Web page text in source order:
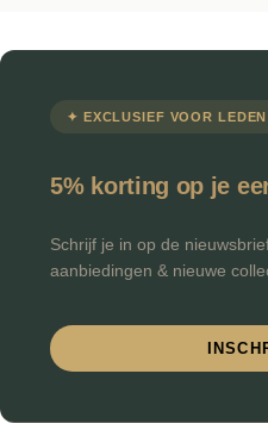
✦ EXCLUSIEF VOOR LEDEN
5% korting op je
Schrijf je in op de
aanbiedingen & nieuwe